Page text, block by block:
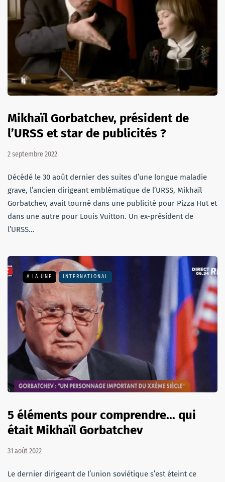
Mikhaïl Gorbatchev, président de
l’URSS et star de publicités ?
2 septembre 2022
Décédé le 30 août dernier des suites d’une longue maladie
grave, l’ancien dirigeant emblématique de l’URSS, Mikhaïl
Gorbatchev, avait tourné dans une publicité pour Pizza Hut et
dans une autre pour Louis Vuitton. Un ex-président de
l’URSS…
A LA UNE INTERNATIONAL
5 éléments pour comprendre... qui
était Mikhaïl Gorbatchev
31 août 2022
Le dernier dirigeant de l’union soviétique s’est éteint ce